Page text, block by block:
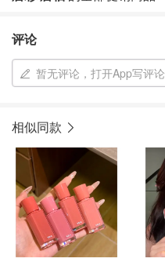
评论
暂无评论，打开App写评论
相似同款